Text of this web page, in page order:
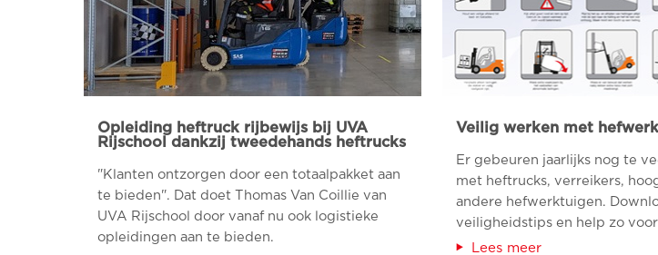
Opleiding heftruck rijbewijs bij UVA
Rijschool dankzij tweedehands heftrucks
"Klanten ontzorgen door een totaalpakket aan
te bieden". Dat doet Thomas Van Coillie van
UVA Rijschool door vanaf nu ook logistieke
opleidingen aan te bieden.
Veilig werken met
Er gebeuren jaarlijks nog te
met heftrucks, verreikers,
andere hefwerktuigen.
veiligheidstips en help zo
Lees meer